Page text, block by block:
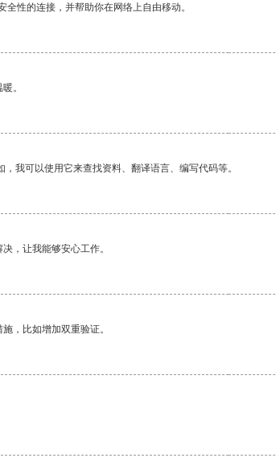
性的连接，并帮助你在网络上自由移动。
。
我可以使用它来查找资料、翻译语言、编写代码等。
，让我能够安心工作。
，比如增加双重验证。